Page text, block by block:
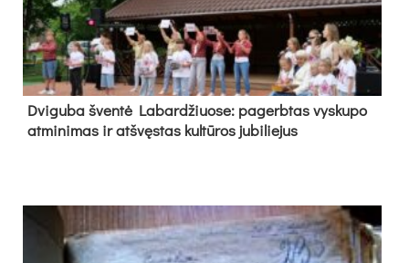
Dvi­gu­ba šven­tė La­bar­džiuo­se: pa­gerb­tas vys­ku­po
at­mi­ni­mas ir at­švęs­tas kul­tū­ros ju­bi­lie­jus